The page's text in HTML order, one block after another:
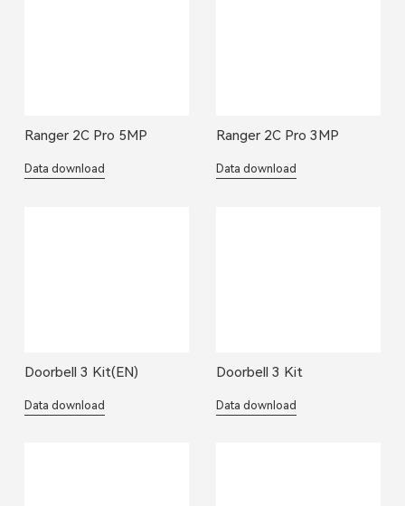
Ranger 2C Pro 5MP
Data download
Ranger 2C Pro 3MP
Data download
Doorbell 3 Kit(EN)
Data download
Doorbell 3 Kit
Data download